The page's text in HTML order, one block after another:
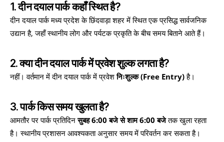
1. दीन दयाल पार्क कहाँ स्थित है?
दीन दयाल पार्क मध्य प्रदेश के छिंदवाड़ा शहर में स्थित एक प्रसिद्ध सार्वजनिक
उद्यान है, जहाँ स्थानीय लोग और पर्यटक प्रकृति के बीच समय बिताने आते हैं।
2. क्या दीन दयाल पार्क में प्रवेश शुल्क लगता है?
नहीं। वर्तमान में दीन दयाल पार्क में प्रवेशनिःशुल्क (Free Entry)है।
3. पार्क किस समय खुलता है?
आमतौर पर पार्क प्रतिदिनसुबह 6:00 बजे से शाम 6:00 बजेतक खुला रहता
है। स्थानीय प्रशासन आवश्यकता अनुसार समय में परिवर्तन कर सकता है।